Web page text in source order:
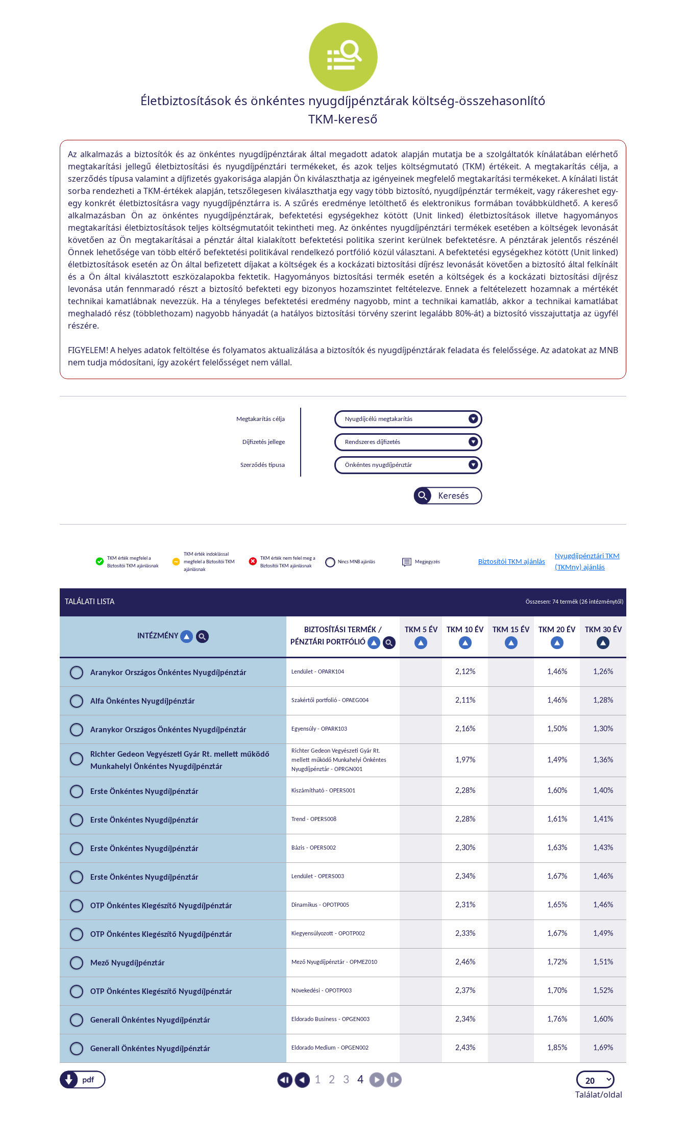
Életbiztosítások és önkéntes nyugdíjpénztárak költség-összehasonlító
TKM-kereső
Az alkalmazás a biztosítók és az önkéntes nyugdíjpénztárak által megadott adatok alapján mutatja be a szolgáltatók kínálatában elérhető
megtakarítási jellegű életbiztosítási és nyugdíjpénztári termékeket, és azok teljes költségmutató (TKM) értékeit. A megtakarítás célja, a
szerződés típusa valamint a díjfizetés gyakorisága alapján Ön kiválaszthatja az igényeinek megfelelő megtakarítási termékeket. A kínálati listát
sorba rendezheti a TKM-értékek alapján, tetszőlegesen kiválaszthatja egy vagy több biztosító, nyugdíjpénztár termékeit, vagy rákereshet egy-
egy konkrét életbiztosításra vagy nyugdíjpénztárra is. A szűrés eredménye letölthető és elektronikus formában továbbküldhető. A kereső
alkalmazásban Ön az önkéntes nyugdíjpénztárak, befektetési egységekhez kötött (Unit linked) életbiztosítások illetve hagyományos
megtakarítási életbiztosítások teljes költségmutatóit tekintheti meg. Az önkéntes nyugdíjpénztári termékek esetében a költségek levonását
követően az Ön megtakarításai a pénztár által kialakított befektetési politika szerint kerülnek befektetésre. A pénztárak jelentős részénél
Önnek lehetősége van több eltérő befektetési politikával rendelkezó portfólió közül választani. A befektetési egységekhez kötött (Unit linked)
életbiztosítások esetén az Ön által befizetett díjakat a költségek és a kockázati biztosítási díjrész levonását követően a biztosító által felkínált
és a Ön által kiválasztott eszközalapokba fektetik. Hagyományos biztosítási termék esetén a költségek és a kockázati biztosítási díjrész
levonása után fennmaradó részt a biztosító befekteti egy bizonyos hozamszintet feltételezve. Ennek a feltételezett hozamnak a mértékét
technikai kamatlábnak nevezzük. Ha a tényleges befektetési eredmény nagyobb, mint a technikai kamatláb, akkor a technikai kamatlábat
meghaladó rész (többlethozam) nagyobb hányadát (a hatályos biztosítási törvény szerint legalább 80%-át) a biztosító visszajuttatja az ügyfél
részére.
FIGYELEM! A helyes adatok feltöltése és folyamatos aktualizálása a biztosítók és nyugdíjpénztárak feladata és felelőssége. Az adatokat az MNB
nem tudja módosítani, így azokért felelősséget nem vállal.
Megtakarítás célja Nyugdíjcélú megtakarítás
Díjfizetés jellege Rendszeres díjfizetés
Szerződés típusa Önkéntes nyugdíjpénztár
TKM érték megfelel a
Biztosítói TKM ajánlásnak
TKM érték indoklással
megfelel a Biztosítói TKM
ajánlásnak
TKM érték nem felel meg a
Biztosítói TKM ajánlásnak
Megjegyzés
Nincs MNB ajánlás Biztosítói TKM ajánlás
Nyugdíjpénztári TKM
(TKMny) ajánlás
TALÁLATI LISTA Összesen: 74 termék (26 intézménytől)
INTÉZMÉNY
BIZTOSÍTÁSI TERMÉK /
PÉNZTÁRI PORTFÓLIÓ
TKM 5 ÉV TKM 10 ÉV TKM 15 ÉV TKM 20 ÉV TKM 30 ÉV
Aranykor Országos Önkéntes Nyugdíjpénztár Lendület - OPARK104 2,12% 1,46% 1,26%
Alfa Önkéntes Nyugdíjpénztár Szakértői portfolió - OPAEG004 2,11% 1,46% 1,28%
Aranykor Országos Önkéntes Nyugdíjpénztár Egyensúly - OPARK103 2,16% 1,50% 1,30%
Richter Gedeon Vegyészeti Gyár Rt. mellett működő
Munkahelyi Önkéntes Nyugdíjpénztár
Richter Gedeon Vegyészeti Gyár Rt.
mellett működő Munkahelyi Önkéntes
Nyugdíjpénztár - OPRGN001
1,97% 1,49% 1,36%
Erste Önkéntes Nyugdíjpénztár Kiszámítható - OPERS001 2,28% 1,60% 1,40%
Erste Önkéntes Nyugdíjpénztár Trend - OPERS008 2,28% 1,61% 1,41%
Erste Önkéntes Nyugdíjpénztár Bázis - OPERS002 2,30% 1,63% 1,43%
Erste Önkéntes Nyugdíjpénztár Lendület - OPERS003 2,34% 1,67% 1,46%
OTP Önkéntes Kiegészítő Nyugdíjpénztár Dinamikus - OPOTP005 2,31% 1,65% 1,46%
OTP Önkéntes Kiegészítő Nyugdíjpénztár Kiegyensúlyozott - OPOTP002 2,33% 1,67% 1,49%
Mező Nyugdíjpénztár Mező Nyugdíjpénztár - OPMEZ010 2,46% 1,72% 1,51%
OTP Önkéntes Kiegészítő Nyugdíjpénztár Növekedési - OPOTP003 2,37% 1,70% 1,52%
Generali Önkéntes Nyugdíjpénztár Eldorado Business - OPGEN003 2,34% 1,76% 1,60%
Generali Önkéntes Nyugdíjpénztár Eldorado Medium - OPGEN002 2,43% 1,85% 1,69%
pdf 1 2 3 4
Találat/oldal